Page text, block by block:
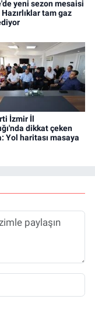
yeni sezon mesaisi
tam gaz
İzmir İl
dikkat çeken
Yol haritası masaya